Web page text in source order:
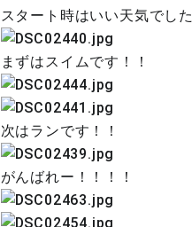
スタート時はいい天気でした
まずはスイムです！！
次はランです！！
がんばれー！！！！